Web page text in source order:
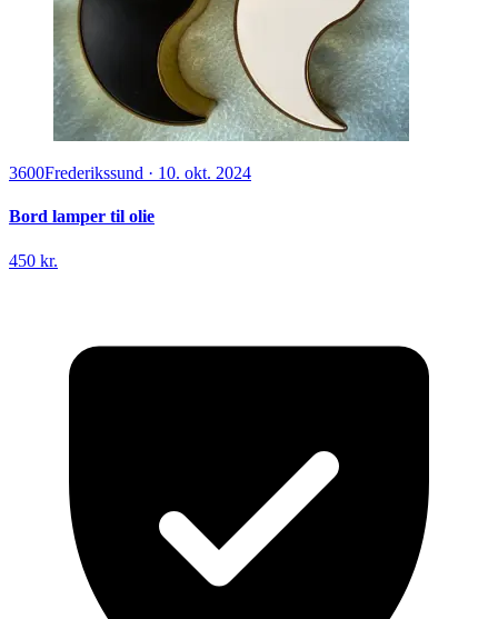
3600Frederikssund · 10. okt. 2024
Bord lamper til olie
450 kr.